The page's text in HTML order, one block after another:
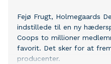
Fejø Frugt, Holmegaards
indstillede til en ny
Coops to millioner
favorit. Det sker for at
producenter.